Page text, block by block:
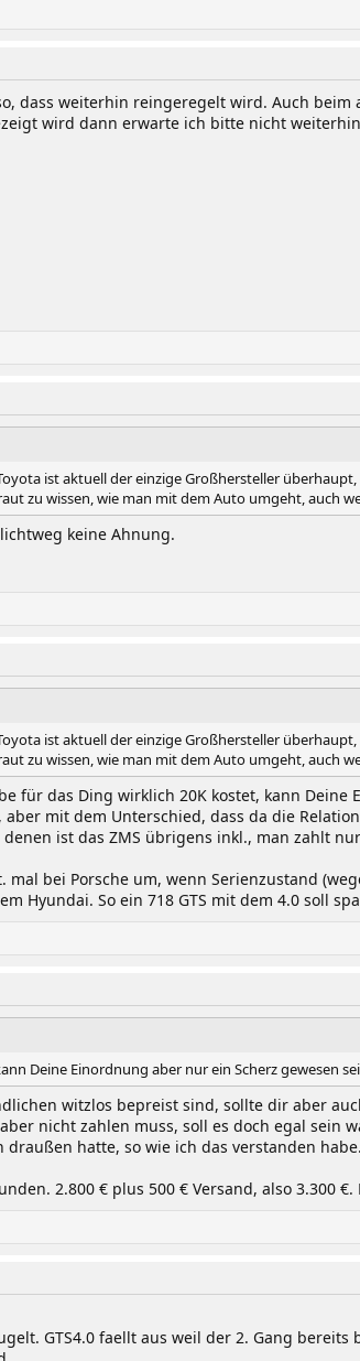
dass weiterhin reingeregelt wird. Auch beim
wird dann erwarte ich bitte nicht
ist aktuell der einzige Großhersteller
zu wissen, wie man mit dem Auto umgeht, auch
keine Ahnung.
ist aktuell der einzige Großhersteller
zu wissen, wie man mit dem Auto umgeht, auch
für das Ding wirklich 20K kostet, kann
mit dem Unterschied, dass da die
ist das ZMS übrigens inkl., man zahlt
mal bei Porsche um, wenn Serienzustand
Hyundai. So ein 718 GTS mit dem 4.0 soll
Deine Einordnung aber nur ein Scherz gewesen
witzlos bepreist sind, sollte dir aber
nicht zahlen muss, soll es doch egal
hatte, so wie ich das verstanden
2.800 € plus 500 € Versand, also 3.300
GTS4.0 faellt aus weil der 2. Gang